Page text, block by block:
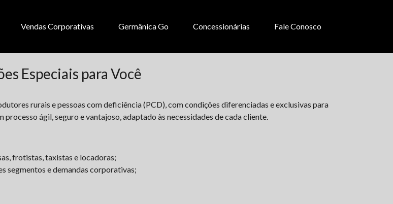
Vendas Corporativas Germânica Go Concessionárias Fale Conosco
Especiais para Você
rurais e pessoas com deficiência (PCD), com condições diferenciadas e exclusivas para
ágil, seguro e vantajoso, adaptado às necessidades de cada cliente.
frotistas, taxistas e locadoras;
segmentos e demandas corporativas;